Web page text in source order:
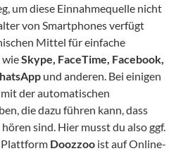
um diese Einnahmequelle nicht
von Smartphones verfügt
Mittel für einfache
Skype, FaceTime, Facebook,
und anderen. Bei einigen
der automatischen
die dazu führen kann, dass
sind. Hier musst du also ggf.
Plattform Doozzoo ist auf Online-